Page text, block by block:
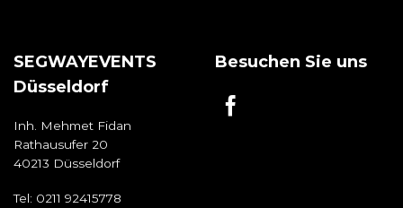
SEGWAYEVENTS
Düsseldorf
Inh. Mehmet Fidan
Rathausufer 20
40213 Düsseldorf
Tel: 0211 92415778
Besuchen Sie uns